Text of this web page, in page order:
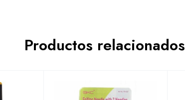
Productos relacionados